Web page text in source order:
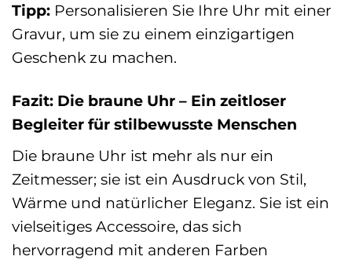
Tipp: Personalisieren Sie Ihre Uhr mit einer
Gravur, um sie zu einem einzigartigen
Geschenk zu machen.
Fazit: Die braune Uhr – Ein zeitloser
Begleiter für stilbewusste Menschen
Die braune Uhr ist mehr als nur ein
Zeitmesser; sie ist ein Ausdruck von Stil,
Wärme und natürlicher Eleganz. Sie ist ein
vielseitiges Accessoire, das sich
hervorragend mit anderen Farben